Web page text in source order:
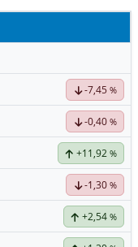
-7,45 %
-0,40 %
+11,92 %
-1,30 %
+2,54 %